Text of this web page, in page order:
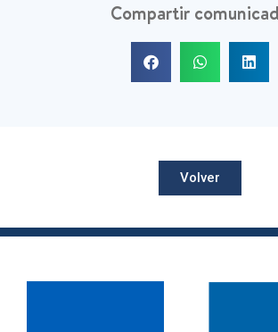
Compartir
Volver